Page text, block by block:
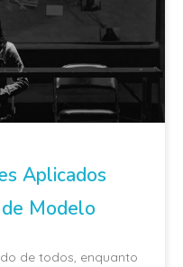
Aplicados
Modelo
de todos, enquanto